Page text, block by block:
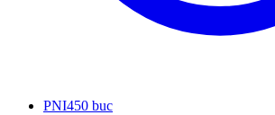
PNI450 buc